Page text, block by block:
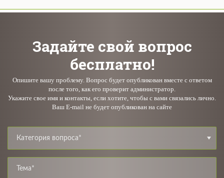
Задайте свой вопрос
бесплатно!
Опишите вашу проблему. Вопрос будет опубликован вместе с ответом
после того, как его проверит администратор.
Укажите свое имя и контакты, если хотите, чтобы с вами связались лично.
Ваш E-mail не будет опубликован на сайте
Категория вопроса*